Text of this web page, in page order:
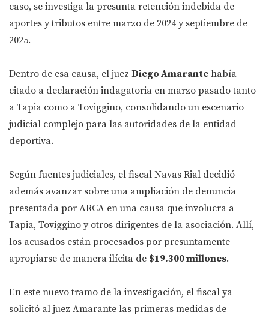
caso, se investiga la presunta retención indebida de
aportes y tributos entre marzo de 2024 y septiembre de
2025.
Dentro de esa causa, el juez Diego Amarante había
citado a declaración indagatoria en marzo pasado tanto
a Tapia como a Toviggino, consolidando un escenario
judicial complejo para las autoridades de la entidad
deportiva.
Según fuentes judiciales, el fiscal Navas Rial decidió
además avanzar sobre una ampliación de denuncia
presentada por ARCA en una causa que involucra a
Tapia, Toviggino y otros dirigentes de la asociación. Allí,
los acusados están procesados por presuntamente
apropiarse de manera ilícita de $19.300 millones.
En este nuevo tramo de la investigación, el fiscal ya
solicitó al juez Amarante las primeras medidas de